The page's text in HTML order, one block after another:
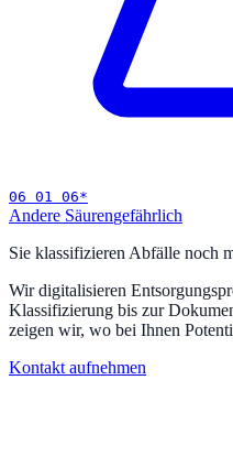
06 01 06*
Andere Säurengefährlich
Sie klassifizieren Abfälle noch
Wir digitalisieren
Klassifizierung bis zur
zeigen wir, wo bei Ihnen
Kontakt aufnehmen